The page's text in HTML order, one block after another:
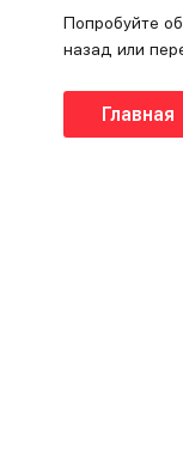
Попробуйте
назад или
Главная